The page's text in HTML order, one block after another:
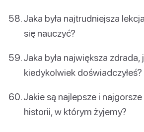
Jaka była najtrudniejsza
się nauczyć?
Jaka była największa zdrada,
kiedykolwiek doświadczyłeś?
Jakie są najlepsze i
historii, w którym żyjemy?